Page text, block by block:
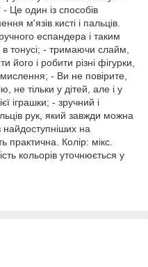
- Це один із способів
м'язів кисті і пальців.
еспандера і таким
тонусі; - тримаючи слайм,
його і робити різні фігурки,
- Ви не повірите,
не тільки у дітей, але і у
іграшки; - ​зручний і
рук, який завжди можна
на
практична. Колір: мікс.
кольорів уточнюється у